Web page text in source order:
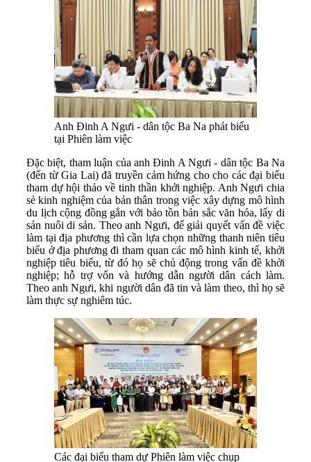
Anh Đinh A Ngưi - dân tộc Ba Na phát biểu
tại Phiên làm việc
Đặc biệt, tham luận của anh Đinh A Ngưi - dân tộc Ba Na
(đến từ Gia Lai) đã truyền cảm hứng cho cho các đại biểu
tham dự hội thảo về tinh thần khởi nghiệp. Anh Ngưi chia
sẻ kinh nghiệm của bản thân trong việc xây dựng mô hình
du lịch cộng đồng gắn với bảo tồn bản sắc văn hóa, lấy di
sản nuôi di sản. Theo anh Ngưi, để giải quyết vấn đề việc
làm tại địa phương thì cần lựa chọn những thanh niên tiêu
biểu ở địa phương đi tham quan các mô hình kinh tế, khởi
nghiệp tiêu biểu, từ đó họ sẽ chủ động trong vấn đề khởi
nghiệp; hỗ trợ vốn và hướng dẫn người dân cách làm.
Theo anh Ngưi, khi người dân đã tin và làm theo, thì họ sẽ
làm thực sự nghiêm túc.
Các đại biểu tham dự Phiên làm việc chụp